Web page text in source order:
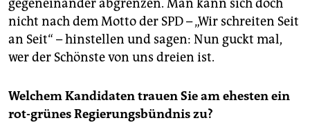
gegeneinander abgrenzen. Man kann sich doch
nicht nach dem Motto der SPD – „Wir schreiten Seit
an Seit“ – hinstellen und sagen: Nun guckt mal,
wer der Schönste von uns dreien ist.
Welchem Kandidaten trauen Sie am ehesten ein
rot-grünes Regierungsbündnis zu?